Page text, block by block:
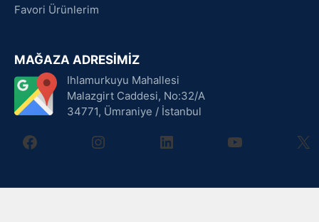
Favori Ürünlerim
MAĞAZA ADRESİMİZ
Ihlamurkuyu Mahallesi
Malazgirt Caddesi, No:32/A
34771, Ümraniye / İstanbul
facebookinstagramlinkedin youtube X